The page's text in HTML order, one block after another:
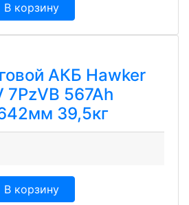
В корзину
АКБ Hawker
7PzVB 567Ah
39,5кг
В корзину